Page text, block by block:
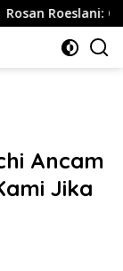
Roeslani:
Ancam
Jika